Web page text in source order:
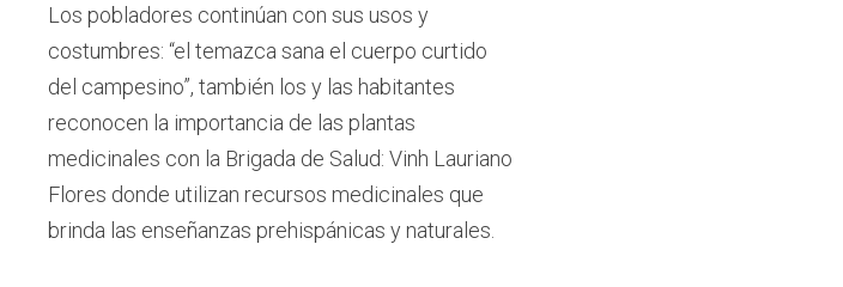
Los pobladores continúan con sus usos y
costumbres: “el temazca sana el cuerpo curtido
del campesino”, también los y las habitantes
reconocen la importancia de las plantas
medicinales con la Brigada de Salud: Vinh Lauriano
Flores donde utilizan recursos medicinales que
brinda las enseñanzas prehispánicas y naturales.